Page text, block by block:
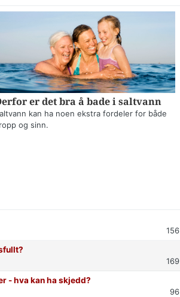
er det bra å bade i saltvann
kan ha noen ekstra fordeler for både
og sinn.
156
169
- hva kan ha skjedd?
96